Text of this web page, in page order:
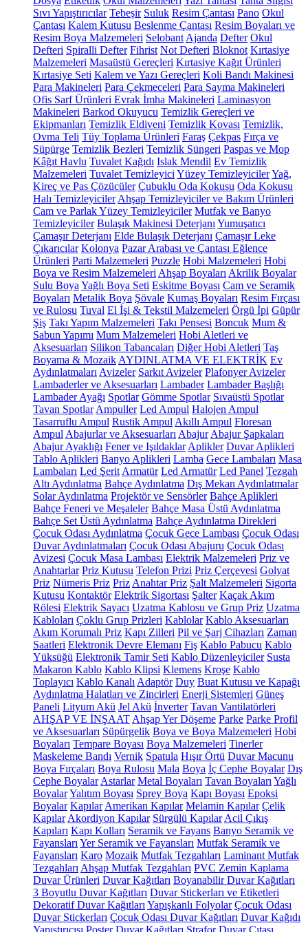
Sıvı Yapıştırıcılar Tebeşir Suluk Resim Çantası Pano Okul
Çantası Kalem Kutusu Beslenme Çantası Resim Boyaları ve
Resim Boya Malzemeleri Selobant Ajanda Defter Okul
Defteri Spiralli Defter Fihrist Not Defteri Bloknot Kırtasiye
Malzemeleri Masaüstü Gereçleri Kırtasiye Kağıt Ürünleri
Kırtasiye Seti Kalem ve Yazı Gereçleri Koli Bandı Makinesi
Para Makineleri Para Çekmeceleri Para Sayma Makineleri
Ofis Sarf Ürünleri Evrak İmha Makineleri Laminasyon
Makineleri Barkod Okuyucu Temizlik Gereçleri ve
Ekipmanları Temizlik Eldiveni Temizlik Kovası Temizlik,
Ovma Teli Tüy Toplama Ürünleri Faraş Çekpas Fırça ve
Süpürge Temizlik Bezleri Temizlik Süngeri Paspas ve Mop
Kâğıt Havlu Tuvalet Kağıdı Islak Mendil Ev Temizlik
Malzemeleri Tuvalet Temizleyici Yüzey TemizleyicilerYağ,
Kireç ve Pas Çözücüler Çubuklu Oda Kokusu Oda Kokusu
Halı Temizleyiciler Ahşap Temizleyiciler ve Bakım Ürünleri
Cam ve Parlak Yüzey Temizleyiciler Mutfak ve Banyo
Temizleyiciler Bulaşık Makinesi Deterjanı Yumuşatıcı
Çamaşır Deterjanı Elde Bulaşık Deterjanı Çamaşır Leke
Çıkarıcılar Kolonya Pazar Arabası ve Çantası Eğlence
Ürünleri Parti Malzemeleri Puzzle Hobi Malzemeleri Hobi
Boya ve Resim Malzemeleri Ahşap Boyaları Akrilik Boyalar
Sulu Boya Yağlı Boya Seti Eskitme Boyası Cam ve Seramik
Boyaları Metalik Boya Şövale Kumaş Boyaları Resim Fırçası
ve Rulosu Tuval El İşi & Tekstil Malzemeleri Örgü İpi Güpür
Şiş Takı Yapım Malzemeleri Takı Pensesi Boncuk Mum &
Sabun Yapımı Mum Malzemeleri Hobi Aletleri ve
Aksesuarları Silikon Tabancaları Diğer Hobi Aletleri Taş
Boyama & Mozaik AYDINLATMA VE ELEKTRİK Ev
Aydınlatmaları Avizeler Sarkıt Avizeler Plafonyer Avizeler
Lambaderler ve Aksesuarları Lambader Lambader Başlığı
Lambader Ayağı Spotlar Gömme Spotlar Sıvaüstü Spotlar
Tavan Spotlar Ampuller Led Ampul Halojen Ampul
Tasarruflu Ampul Rustik Ampul Akıllı Ampul Floresan
Ampul Abajurlar ve Aksesuarları Abajur Abajur Şapkaları
Abajur Ayaklığı Fener ve Işıldaklar Aplikler Duvar Aplikleri
Tablo Aplikleri Banyo Aplikleri Lamba Gece Lambaları Masa
Lambaları Led Şerit Armatür Led Armatür Led Panel Tezgah
Altı Aydınlatma Bahçe Aydınlatma Dış Mekan Aydınlatmalar
Solar Aydınlatma Projektör ve Sensörler Bahçe Aplikleri
Bahçe Feneri ve Meşaleler Bahçe Masa Üstü Aydınlatma
Bahçe Set Üstü Aydınlatma Bahçe Aydınlatma Direkleri
Çocuk Odası Aydınlatma Çocuk Gece Lambası Çocuk Odası
Duvar Aydınlatmaları Çocuk Odası Abajuru Çocuk Odası
Avizesi Çocuk Masa Lambası Elektrik Malzemeleri Priz ve
Anahtarlar Priz Kutusu Telefon Prizi Priz Çerçevesi Golyat
Priz Nümeris Priz Priz Anahtar Priz Şalt Malzemeleri Sigorta
Kutusu Kontaktör Elektrik Sigortası Şalter Kaçak Akım
Rölesi Elektrik Sayacı Uzatma Kablosu ve Grup Priz Uzatma
Kabloları Çoklu Grup Prizleri Kablolar Kablo Aksesuarları
Akım Korumalı Priz Kapı Zilleri Pil ve Şarj Cihazları Zaman
Saatleri Elektronik Devre Elemanı Fiş Kablo Pabucu Kablo
Yüksüğü Elektronik Tamir Seti Kablo Düzenleyiciler Susta
Makaron Kablo Kablo Klipsi Klemens Kroşe Kablo
Toplayıcı Kablo Kanalı Adaptör Duy Buat Kutusu ve Kapağı
Aydınlatma Halatları ve Zincirleri Enerji Sistemleri Güneş
Paneli Lityum Akü Jel Akü İnverter Tavan Vantilatörleri
AHŞAP VE İNŞAAT Ahşap Yer Döşeme Parke Parke Profil
ve Aksesuarları Süpürgelik Boya ve Boya Malzemeleri Hobi
Boyaları Tempare Boyası Boya Malzemeleri Tinerler
Maskeleme Bandı Vernik Spatula Hışır Örtü Duvar Macunu
Boya Fırçaları Boya Rulosu Mala Boya İç Cephe Boyalar Dış
Cephe Boyalar Astarlar Metal Boyaları Tavan Boyaları Yağlı
BoyalarYalıtım Boyası Sprey Boya Kapı Boyası Epoksi
Boyalar Kapılar Amerikan Kapılar Melamin Kapılar Çelik
Kapılar Akordiyon Kapılar Sürgülü Kapılar Acil Çıkış
Kapıları Kapı Kolları Seramik ve Fayans Banyo Seramik ve
Fayansları Yer Seramik ve Fayansları Mutfak Seramik ve
Fayansları Karo Mozaik Mutfak Tezgahları Laminant Mutfak
Tezgahları Ahşap Mutfak Tezgahları PVC Zemin Kaplama
Duvar Ürünleri Duvar Kağıtları Boyanabilir Duvar Kağıtları
3 Boyutlu Duvar Kağıtları Duvar Stickerları ve Etiketleri
Dekoratif Duvar Kağıtları Yapışkanlı Folyolar Çocuk Odası
Duvar Stickerları Çocuk Odası Duvar Kağıtları Duvar Kağıdı
Yapıştırıcısı Poster Duvar Kağıtları Strafor Duvar Çıtası